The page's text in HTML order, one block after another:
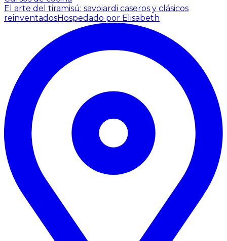
El arte del tiramisú: savoiardi caseros y clásicos
reinventadosHospedado por Elisabeth